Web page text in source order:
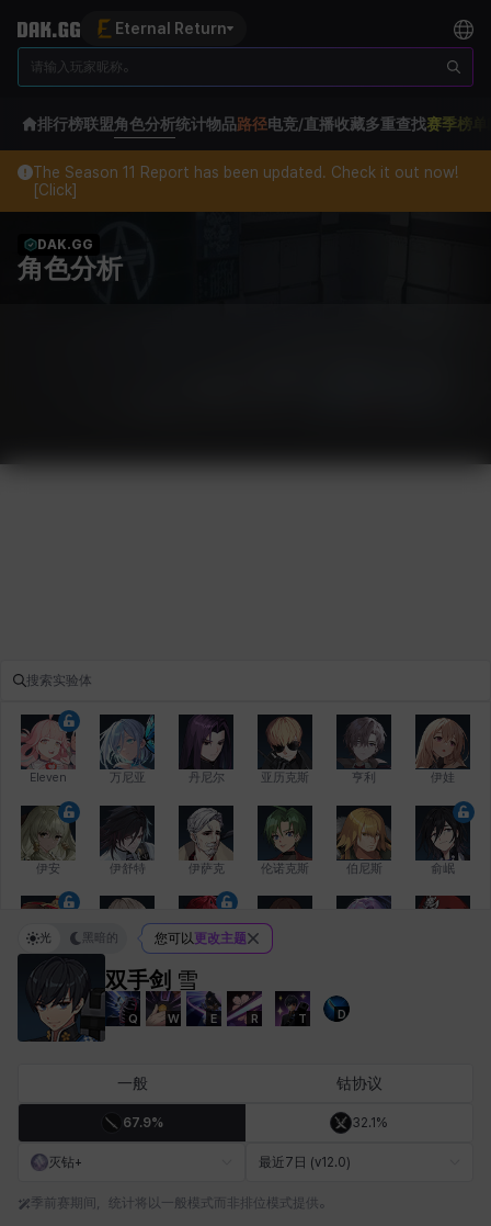
Eternal Return
排行榜联盟角色分析统计物品路径电竞/直播收藏多重查找赛季榜单
The Season 11 Report has been updated. Check it out now!
[Click]
DAK.GG
角色分析
Eleven 万尼亚 丹尼尔 亚历克斯 亨利 伊娃
伊安 伊舒特 伊萨克 伦诺克斯 伯尼斯 俞岷
修凯 克雷弗
埃琳娜 埃索 塔齐娅
双手剑 雪
Q W E R T D
光 黑暗的 您可以更改主题
一般 钴协议
67.9% 32.1%
灭钻+ 最近7日 (v12.0)
季前赛期间，统计将以一般模式而非排位模式提供。